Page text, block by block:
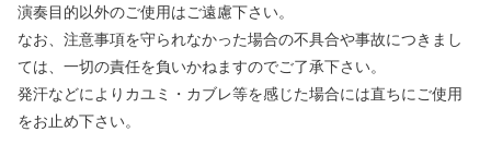
演奏目的以外のご使用はご遠慮下さい。
なお、注意事項を守られなかった場合の不具合や事故につきまし
ては、一切の責任を負いかねますのでご了承下さい。
発汗などによりカユミ・カブレ等を感じた場合には直ちにご使用
をお止め下さい。